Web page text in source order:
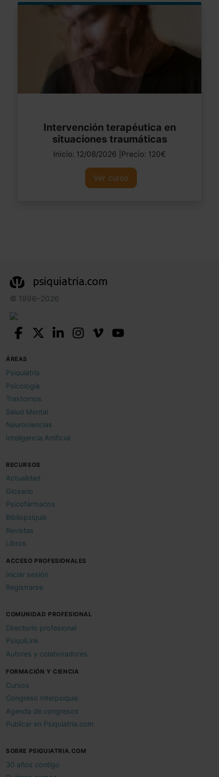
Intervención terapéutica en
situaciones traumáticas
Inicio: 12/08/2026 |Precio: 120€
Ver curso
psiquiatria.com
© 1996–2026
ÁREAS
Psiquiatría
Psicología
Trastornos
Salud Mental
Neurociencias
Inteligencia Artificial
RECURSOS
Actualidad
Glosario
Psicofármacos
Bibliopsiquis
Revistas
Libros
ACCESO PROFESIONALES
Iniciar sesión
Registrarse
COMUNIDAD PROFESIONAL
Directorio profesional
PsiquiLink
Autores y colaboradores
FORMACIÓN Y CIENCIA
Cursos
Congreso Interpsiquis
Agenda de congresos
Publicar en Psiquiatria.com
SOBRE PSIQUIATRIA.COM
30 años contigo